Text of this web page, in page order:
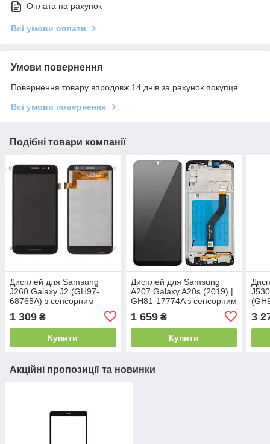
Оплата на рахунок
Всі умови оплати
Умови повернення
Повернення товару впродовж 14 днів за рахунок покупця
Всі умови повернення
Подібні товари компанії
Дисплей для Samsung
J260 Galaxy J2 (GH97-
68765A) з сенсорним
склом (Чорний) Сервісний
оригінал
1 309 ₴
Купити
Дисплей для Samsung
A207 Galaxy A20s (2019) |
GH81-17774A з сенсорним
Сервісний оригінал
1 659₴
Купити
3
Акційні пропозиції та новинки